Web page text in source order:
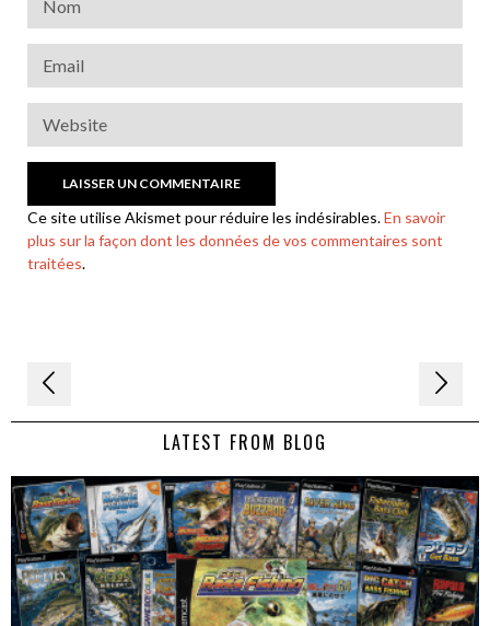
Ce site utilise Akismet pour réduire les indésirables.En savoir
plus sur la façon dont les données de vos commentaires sont
traitées.
Navigation
de LATEST FROM BLOG